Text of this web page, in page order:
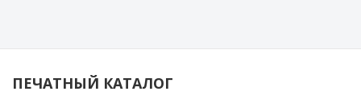
ПЕЧАТНЫЙ КАТАЛОГ